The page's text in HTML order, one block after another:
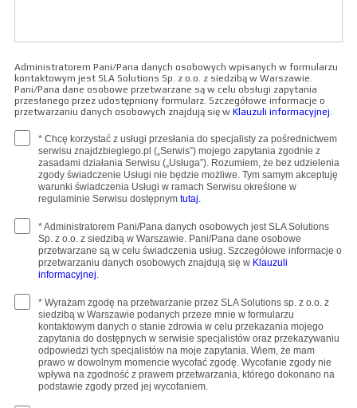
Administratorem Pani/Pana danych osobowych wpisanych w formularzu
kontaktowym jest SLA Solutions Sp. z o.o. z siedzibą w Warszawie.
Pani/Pana dane osobowe przetwarzane są w celu obsługi zapytania
przesłanego przez udostępniony formularz. Szczegółowe informacje o
przetwarzaniu danych osobowych znajdują się w Klauzuli informacyjnej.
* Chcę korzystać z usługi przesłania do specjalisty za pośrednictwem
serwisu znajdzbieglego.pl („Serwis”) mojego zapytania zgodnie z
zasadami działania Serwisu („Usługa”). Rozumiem, że bez udzielenia
zgody świadczenie Usługi nie będzie możliwe. Tym samym akceptuję
warunki świadczenia Usługi w ramach Serwisu określone w
regulaminie Serwisu dostępnym tutaj.
* Administratorem Pani/Pana danych osobowych jest SLA Solutions
Sp. z o.o. z siedzibą w Warszawie. Pani/Pana dane osobowe
przetwarzane są w celu świadczenia usług. Szczegółowe informacje o
przetwarzaniu danych osobowych znajdują się w Klauzuli
informacyjnej.
* Wyrażam zgodę na przetwarzanie przez SLA Solutions sp. z o.o. z
siedzibą w Warszawie podanych przeze mnie w formularzu
kontaktowym danych o stanie zdrowia w celu przekazania mojego
zapytania do dostępnych w serwisie specjalistów oraz przekazywaniu
odpowiedzi tych specjalistów na moje zapytania. Wiem, że mam
prawo w dowolnym momencie wycofać zgodę. Wycofanie zgody nie
wpływa na zgodność z prawem przetwarzania, którego dokonano na
podstawie zgody przed jej wycofaniem.